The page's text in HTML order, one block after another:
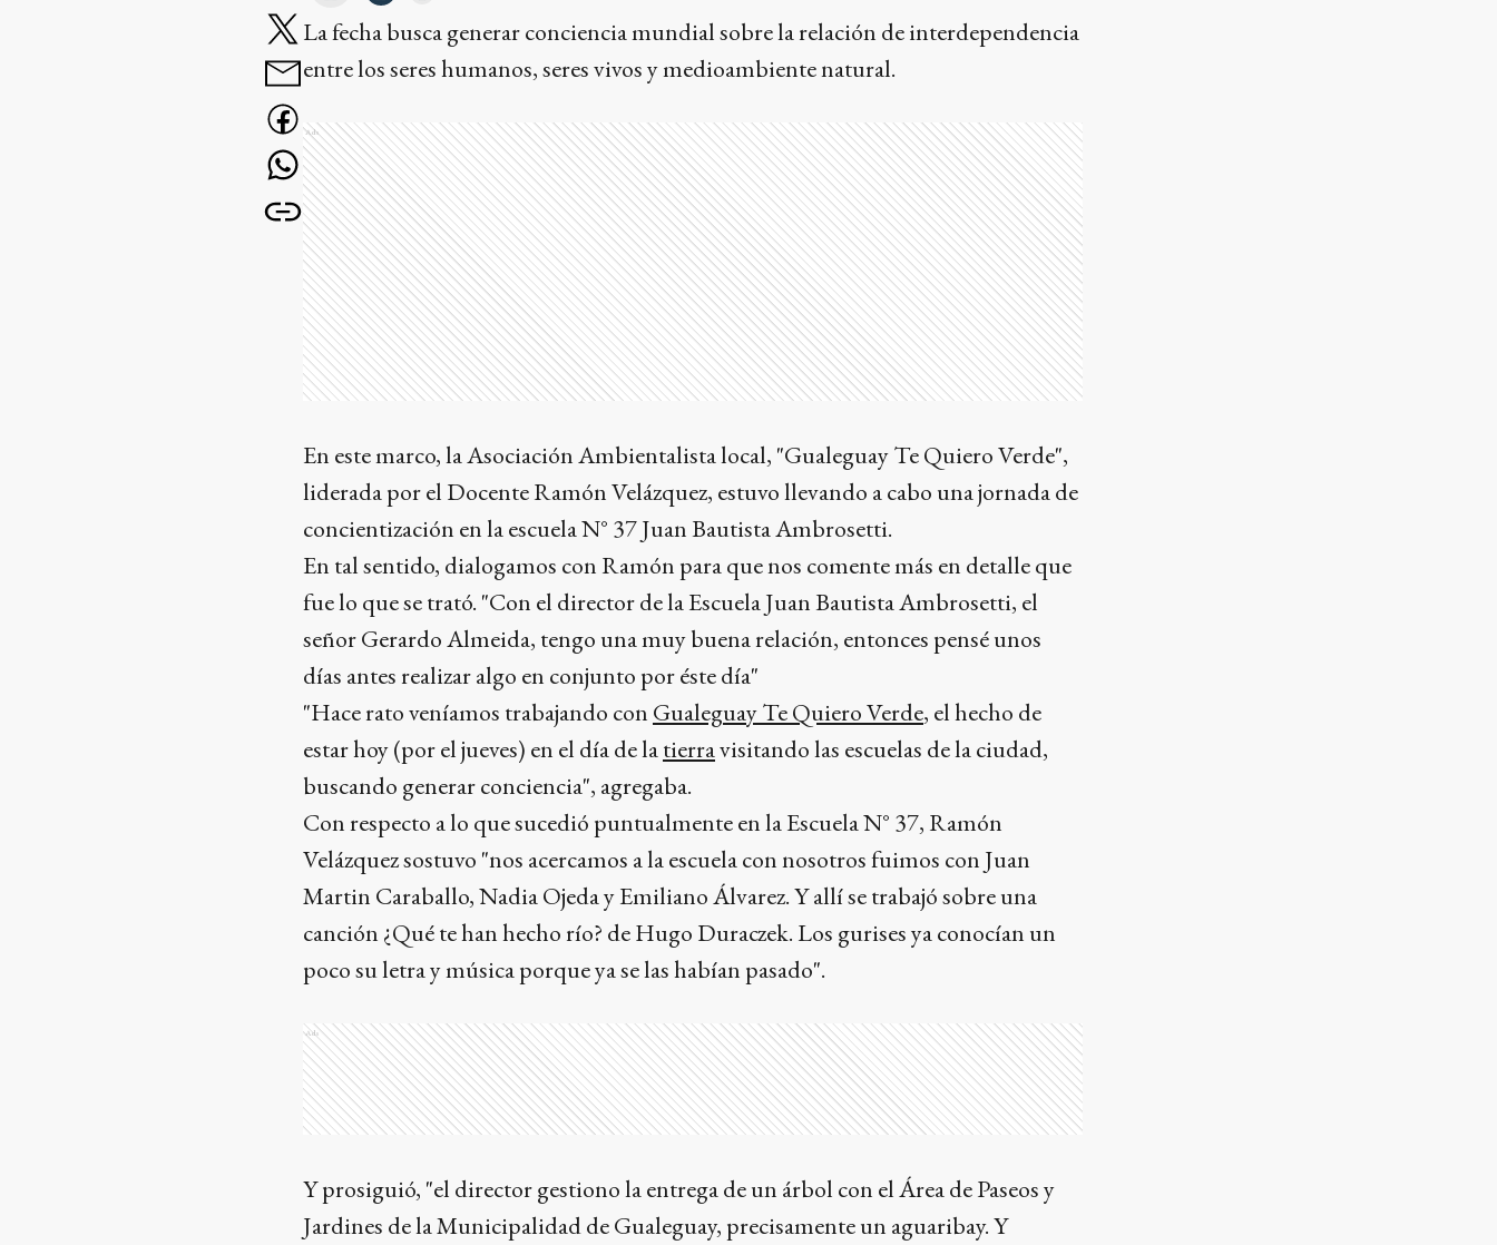
La fecha busca generar conciencia mundial sobre la relación de interdependencia
entre los seres humanos, seres vivos y medioambiente natural.
Ads
En este marco, la Asociación Ambientalista local, "Gualeguay Te Quiero Verde",
liderada por el Docente Ramón Velázquez, estuvo llevando a cabo una jornada de
concientización en la escuela N° 37 Juan Bautista Ambrosetti.
En tal sentido, dialogamos con Ramón para que nos comente más en detalle que
fue lo que se trató. "Con el director de la Escuela Juan Bautista Ambrosetti, el
señor Gerardo Almeida, tengo una muy buena relación, entonces pensé unos
días antes realizar algo en conjunto por éste día"
"Hace rato veníamos trabajando con Gualeguay Te Quiero Verde, el hecho de
estar hoy (por el jueves) en el día de latierravisitando las escuelas de la ciudad,
buscando generar conciencia", agregaba.
Con respecto a lo que sucedió puntualmente en la Escuela N° 37, Ramón
Velázquez sostuvo "nos acercamos a la escuela con nosotros fuimos con Juan
Martin Caraballo, Nadia Ojeda y Emiliano Álvarez. Y allí se trabajó sobre una
canción ¿Qué te han hecho río? de Hugo Duraczek. Los gurises ya conocían un
poco su letra y música porque ya se las habían pasado".
Ads
Y prosiguió, "el director gestiono la entrega de un árbol con el Área de Paseos y
Jardines de la Municipalidad de Gualeguay, precisamente un aguaribay. Y